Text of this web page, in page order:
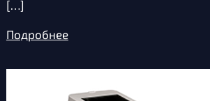
[…]
Подробнее